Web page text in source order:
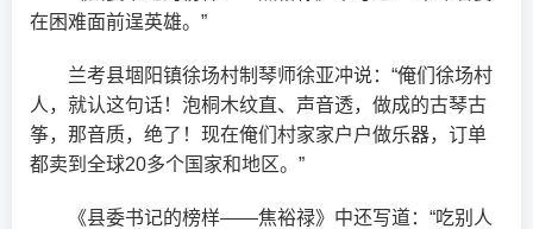
在困难面前逞英雄。”
兰考县堌阳镇徐场村制琴师徐亚冲说：“俺们徐场村
人，就认这句话！泡桐木纹直、声音透，做成的古琴古
筝，那音质，绝了！现在俺们村家家户户做乐器，订单
都卖到全球20多个国家和地区。”
《县委书记的榜样——焦裕禄》中还写道：“吃别人